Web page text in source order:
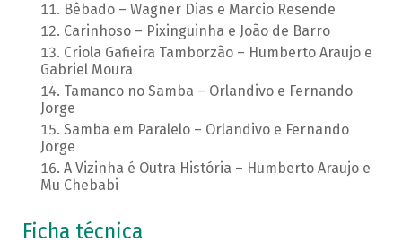
Bêbado – Wagner Dias e Marcio Resende
Carinhoso – Pixinguinha e João de Barro
Criola Gafieira Tamborzão – Humberto Araujo e
Gabriel Moura
Tamanco no Samba – Orlandivo e Fernando
Jorge
Samba em Paralelo – Orlandivo e Fernando
Jorge
A Vizinha é Outra História – Humberto Araujo e
Mu Chebabi
Ficha técnica